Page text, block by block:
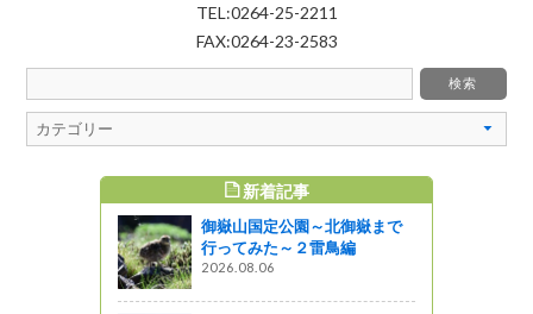
TEL:0264-25-2211
FAX:0264-23-2583
新着記事
御嶽山国定公園～北御嶽まで
行ってみた～２雷鳥編
2026.08.06